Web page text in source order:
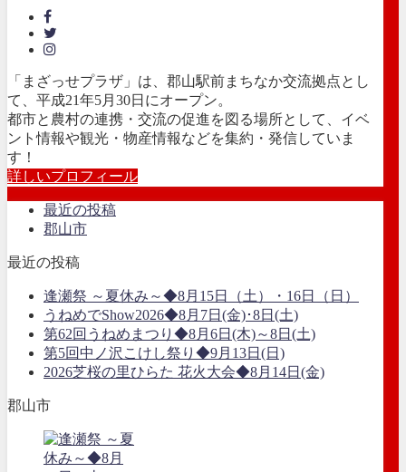
「まざっせプラザ」は、郡山駅前まちなか交流拠点とし
て、平成21年5月30日にオープン。
都市と農村の連携・交流の促進を図る場所として、イベ
ント情報や観光・物産情報などを集約・発信していま
す！
詳しいプロフィール
最近の投稿
郡山市
最近の投稿
逢瀬祭 ～夏休み～◆8月15日（土）・16日（日）
うねめでShow2026◆8月7日(金)･8日(土)
第62回うねめまつり◆8月6日(木)～8日(土)
第5回中ノ沢こけし祭り◆9月13日(日)
2026芝桜の里ひらた 花火大会◆8月14日(金)
郡山市